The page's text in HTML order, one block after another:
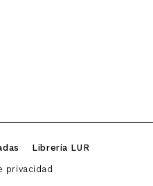
Librería LUR
privacidad